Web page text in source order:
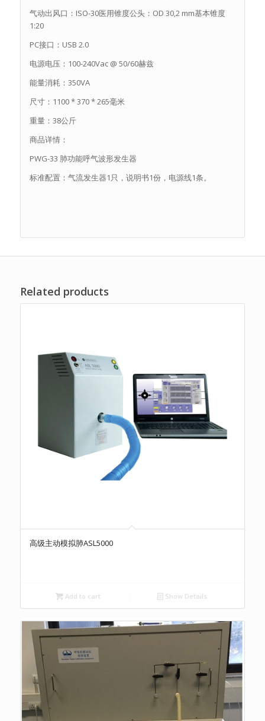
气动出风口：ISO-30医用锥度公头：OD 30,2 mm基本锥度
1:20
PC接口：USB 2.0
电源电压：100-240Vac @ 50/60赫兹
能量消耗：350VA
尺寸：1100 * 370 * 265毫米
重量：38公斤
商品详情：
PWG-33 肺功能呼气波形发生器
标准配置：气流发生器1只，说明书1份，电源线1条。
Related products
高级主动模拟肺ASL5000
Add to cart Show Details